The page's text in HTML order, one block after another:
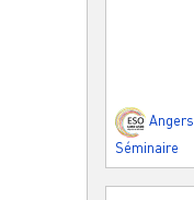
Angers
Séminaire